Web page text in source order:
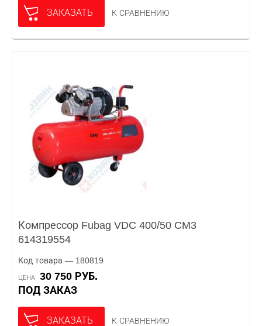
ЗАКАЗАТЬ К СРАВНЕНИЮ
Компрессор Fubag VDC 400/50 CM3
614319554
Код товара — 180819
ЦЕНА
30 750 РУБ.
ПОД ЗАКАЗ
ЗАКАЗАТЬ К СРАВНЕНИЮ